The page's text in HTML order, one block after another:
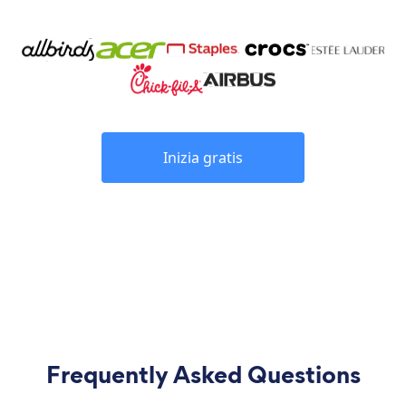
Inizia gratis
Frequently Asked Questions